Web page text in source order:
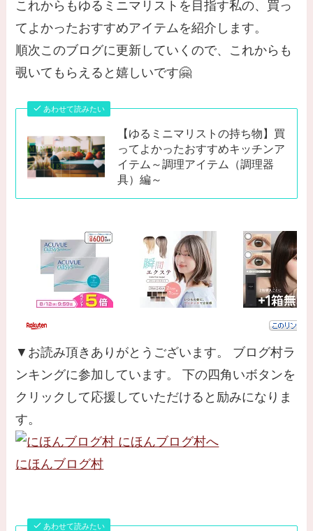
これからもゆるミニマリストを目指す私の、買っ
てよかったおすすめアイテムを紹介します。
順次このブログに更新していくので、これからも
覗いてもらえると嬉しいです🤗
あわせて読みたい
【ゆるミニマリストの持ち物】買
ってよかったおすすめキッチンア
イテム～調理アイテム（調理器
具）編～
▼お読み頂きありがとうございます。 ブログ村ラ
ンキングに参加しています。 下の四角いボタンを
クリックして応援していただけると励みになりま
す。
にほんブログ村
あわせて読みたい